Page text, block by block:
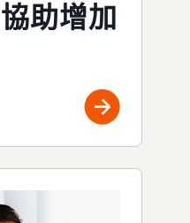
助增加